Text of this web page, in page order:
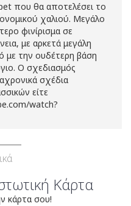
που θα αποτελέσει το
χαλιού. Μεγάλο
φινίρισμα σε
με αρκετά μεγάλη
την ουδέτερη βάση
Ο σχεδιασμός
σχέδια
είτε
watch?
Κάρτα
κάρτα σου!